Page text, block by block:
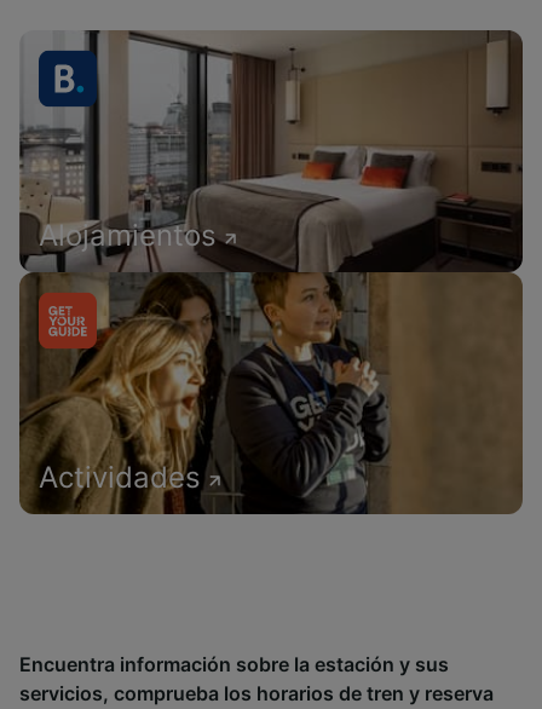
Alojamientos
Actividades
Encuentra información sobre la estación y sus
servicios, comprueba los horarios de tren y reserva